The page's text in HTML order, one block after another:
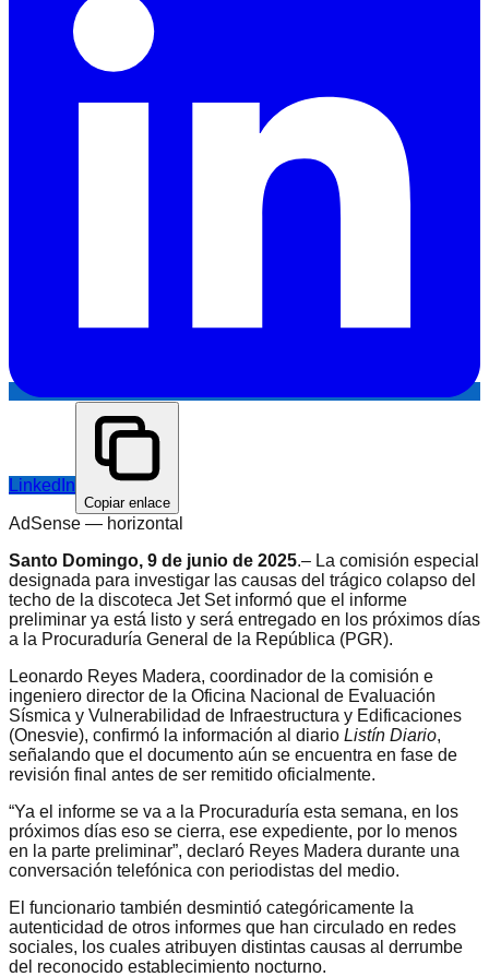
LinkedIn
Copiar enlace
AdSense — horizontal
Santo Domingo, 9 de junio de 2025.– La comisión especial
designada para investigar las causas del trágico colapso del
techo de la discoteca Jet Set informó que el informe
preliminar ya está listo y será entregado en los próximos días
a la Procuraduría General de la República (PGR).
Leonardo Reyes Madera, coordinador de la comisión e
ingeniero director de la Oficina Nacional de Evaluación
Sísmica y Vulnerabilidad de Infraestructura y Edificaciones
(Onesvie), confirmó la información al diario Listín Diario,
señalando que el documento aún se encuentra en fase de
revisión final antes de ser remitido oficialmente.
“Ya el informe se va a la Procuraduría esta semana, en los
próximos días eso se cierra, ese expediente, por lo menos
en la parte preliminar”, declaró Reyes Madera durante una
conversación telefónica con periodistas del medio.
El funcionario también desmintió categóricamente la
autenticidad de otros informes que han circulado en redes
sociales, los cuales atribuyen distintas causas al derrumbe
del reconocido establecimiento nocturno.